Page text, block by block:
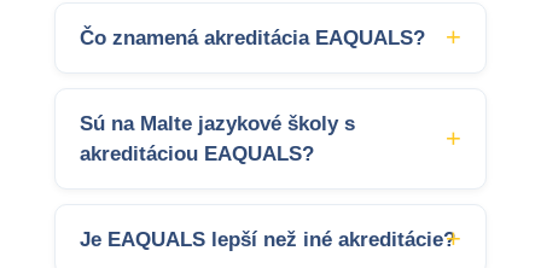
Čo znamená akreditácia EAQUALS?
Sú na Malte jazykové školy s
akreditáciou EAQUALS?
Je EAQUALS lepší než iné akreditácie?